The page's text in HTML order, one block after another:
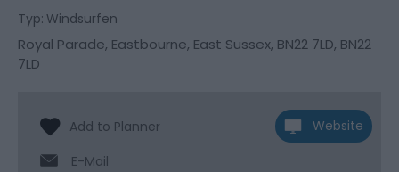
Typ: Windsurfen
Royal Parade, Eastbourne, East Sussex, BN22 7LD, BN22
7LD
Website
E-Mail